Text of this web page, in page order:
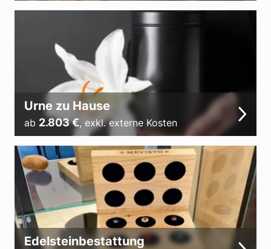
Urne zu Hause
ab 2.803€, exkl. externe Kosten
Edelsteinbestattung